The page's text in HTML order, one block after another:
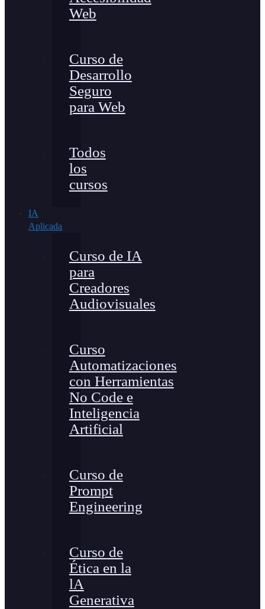
Web
Curso de
Desarrollo
Seguro
para Web
Todos
los
cursos
IA
Aplicada
Curso de IA
para
Creadores
Audiovisuales
Curso
Automatizaciones
con Herramientas
No Code e
Inteligencia
Artificial
Curso de
Prompt
Engineering
Curso de
Ética en la
lA
Generativa